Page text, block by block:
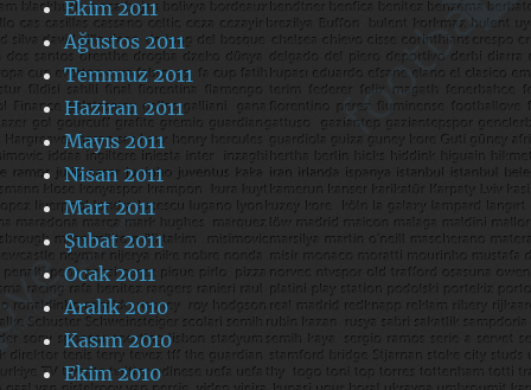
Ekim 2011
Ağustos 2011
Temmuz 2011
Haziran 2011
Mayıs 2011
Nisan 2011
Mart 2011
Şubat 2011
Ocak 2011
Aralık 2010
Kasım 2010
Ekim 2010